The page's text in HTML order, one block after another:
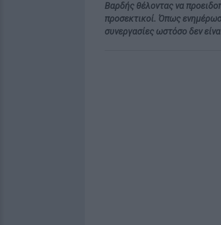
Βαρδής θέλοντας να
προσεκτικοί. Όπως
συνεργασίες ωστόσο δεν